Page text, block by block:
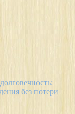
без потери